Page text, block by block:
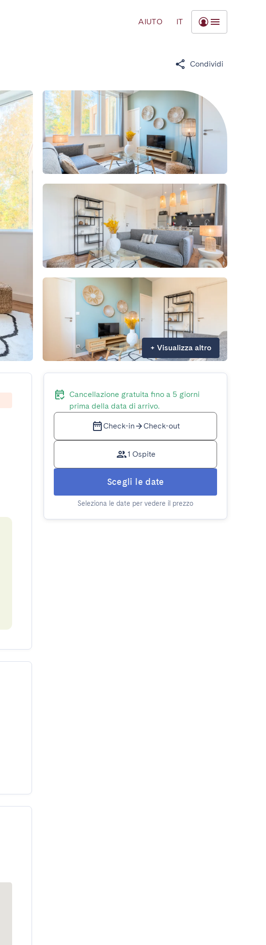
AIUTO IT
Condividi
+ Visualizza altro
Cancellazione gratuita fino a 5 giorni
prima della data di arrivo.
Check-in Check-out
1 Ospite
Scegli le date
Seleziona le date per vedere il prezzo